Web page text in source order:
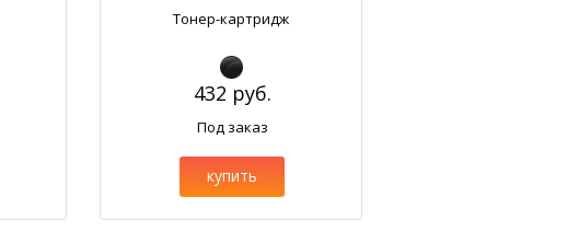
Тонер-картридж
432 руб.
Под заказ
купить